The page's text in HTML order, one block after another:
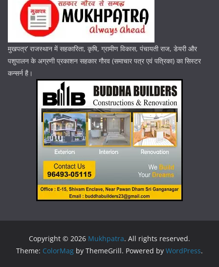
मुखपत्र’ राजस्थान में सहकारिता, कृषि, ग्रामीण विकास, पंचायती राज, डेयरी और
पशुपालन के अग्रणी प्रकाशन सहकार गौरव (समाचार पत्र एवं पत्रिका) का सिस्टर
कन्सर्न है।
Copyright © 2026 Mukhpatra. All rights reserved.
Theme: ColorMag by ThemeGrill. Powered by WordPress.